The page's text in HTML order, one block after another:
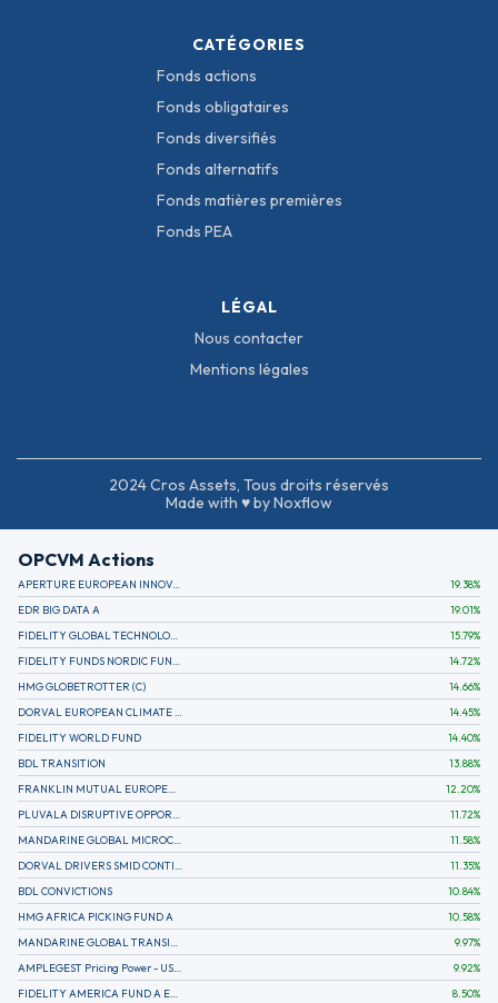
CATÉGORIES
Fonds actions
Fonds obligataires
Fonds diversifiés
Fonds alternatifs
Fonds matières premières
Fonds PEA
LÉGAL
Nous contacter
Mentions légales
2024 Cros Assets, Tous droits réservés
Made with ♥ by Noxflow
OPCVM Actions
APERTURE EUROPEAN INNOVATION 19.38%
EDR BIG DATA A
19.01%
15.79%
14.72%
HMG GLOBETROTTER (C)
14.66%
14.45%
FIDELITY WORLD FUND
14.40%
BDL TRANSITION
13.88%
12.20%
11.72%
11.58%
11.35%
BDL CONVICTIONS
10.84%
HMG AFRICA PICKING FUND A
10.58%
9.97%
9.92%
8.50%